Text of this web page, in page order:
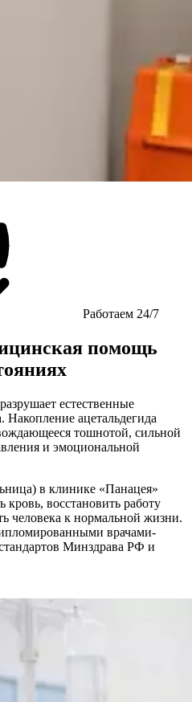
Работаем 24/7
помощь
естественные
ацетальдегида
тошнотой, сильной
и эмоциональной
в клинике «Панацея»
кровь, восстановить работу
человека к нормальной жизни.
врачами-
Минздрава РФ и